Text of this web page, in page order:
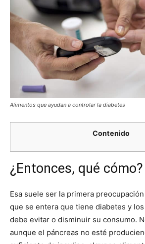
Alimentos que ayudan a controlar la diabetes
Contenido
¿Entonces, qué cómo?
Esa suele ser la primera
que se entera que tiene diabetes y
debe evitar o disminuir su consumo.
aunque el páncreas no esté